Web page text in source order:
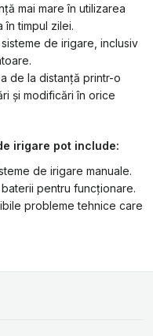
mai mare în utilizarea
timpul zilei.
de irigare, inclusiv
de la distanță printr-o
și modificări în orice
irigare pot include:
de irigare manuale.
pentru funcționare.
probleme tehnice care